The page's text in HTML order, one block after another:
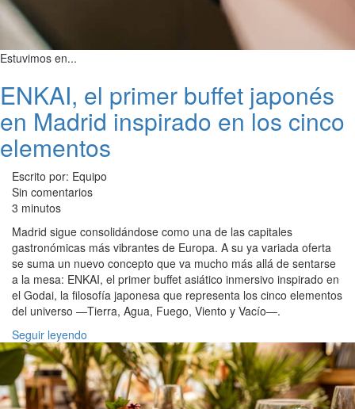
Estuvimos en...
ENKAI, el primer buffet japonés
en Madrid inspirado en los cinco
elementos
Escrito por: Equipo
Sin comentarios
3 minutos
Madrid sigue consolidándose como una de las capitales
gastronómicas más vibrantes de Europa. A su ya variada oferta
se suma un nuevo concepto que va mucho más allá de sentarse
a la mesa: ENKAI, el primer buffet asiático inmersivo inspirado en
el Godai, la filosofía japonesa que representa los cinco elementos
del universo —Tierra, Agua, Fuego, Viento y Vacío—.
Seguir leyendo